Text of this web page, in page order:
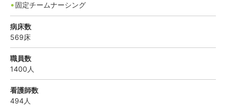
固定チームナーシング
病床数
569床
職員数
1400 人
看護師数
494人